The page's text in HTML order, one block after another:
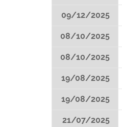
09/12/2025
08/10/2025
08/10/2025
19/08/2025
19/08/2025
21/07/2025